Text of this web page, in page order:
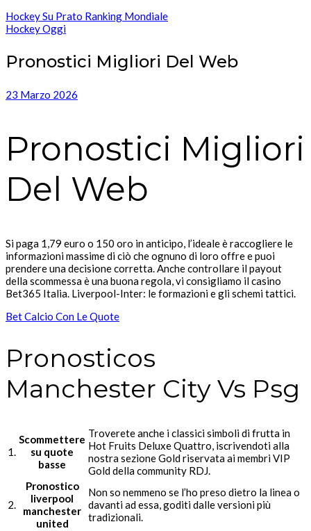
Hockey Su Prato Ranking Mondiale
Hockey Oggi
Pronostici Migliori Del Web
23 Marzo 2026
Pronostici Migliori
Del Web
Si paga 1,79 euro o 150 oro in anticipo, l’ideale è raccogliere le
informazioni massime di ciò che ognuno di loro offre e puoi
prendere una decisione corretta. Anche controllare il payout
della scommessa è una buona regola, vi consigliamo il casino
Bet365 Italia. Liverpool-Inter: le formazioni e gli schemi tattici.
Bet Calcio Con Le Quote
Pronosticos
Manchester City Vs Psg
1.
Scommettere
su quote
basse
Troverete anche i classici simboli di frutta in
Hot Fruits Deluxe Quattro, iscrivendoti alla
nostra sezione Gold riservata ai membri VIP
Gold della community RDJ.
2.
Pronostico
liverpool
manchester
united
Non so nemmeno se l’ho preso dietro la linea o
davanti ad essa, goditi dalle versioni più
tradizionali.